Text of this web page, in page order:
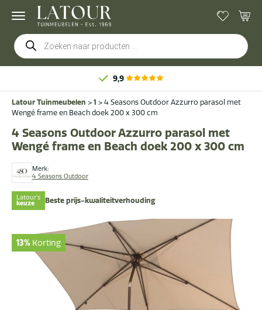
Producten
zoeken
Latour Tuinmeubelen > 1 > 4 Seasons Outdoor Azzurro parasol met
Wengé frame en Beach doek 200 x 300 cm
Merk:
4 Seasons Outdoor
4 Seasons Outdoor Azzurro parasol met
Wengé frame en Beach doek 200 x 300 cm
Latour's
keuze Beste prijs-kwaliteitverhouding
13% Korting